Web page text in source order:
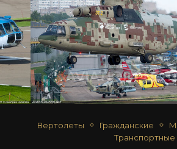
Вертолеты Гражданские
Транспортные